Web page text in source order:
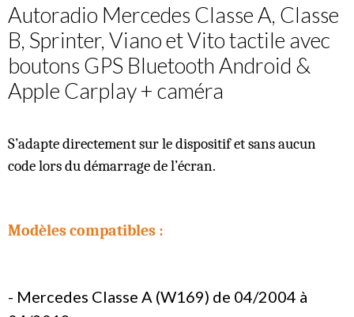
Autoradio Mercedes Classe A, Classe
B, Sprinter, Viano et Vito tactile avec
boutons GPS Bluetooth Android &
Apple Carplay + caméra
S’adapte directement sur le dispositif et sans aucun
code lors du démarrage de l’écran.
Modèles compatibles :
- Mercedes Classe A (W169) de 04/2004 à